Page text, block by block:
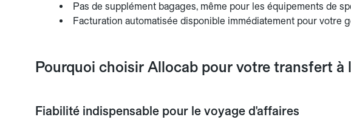
Pas de supplément bagages, même pour les équipements de
Facturation automatisée disponible immédiatement pour votre
Pourquoi choisir Allocab pour votre transfert à
Fiabilité indispensable pour le voyage d'affaires